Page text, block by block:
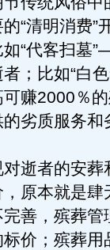
“清明消费”
如“代客扫墓
；比如“白
赚2000％
的劣质服务
逝者的安葬
原本就是肆
善，殡葬管
价；殡葬用